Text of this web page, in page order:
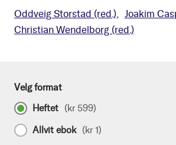
Oddveig Storstad (red.) Joakim
Christian Wendelborg (red.)
Velg format
Heftet (kr 599)
Allvit ebok (kr 1)